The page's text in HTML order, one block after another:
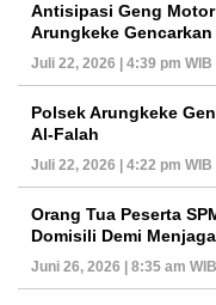
Antisipasi Geng
Arungkeke
Juli 22, 2026 | 4:39 pm WIB
Polsek Arungkeke
Al-Falah
Juli 22, 2026 | 4:22 pm WIB
Orang Tua Peserta
Domisili Demi
Juni 26, 2026 | 8:35 am WIB